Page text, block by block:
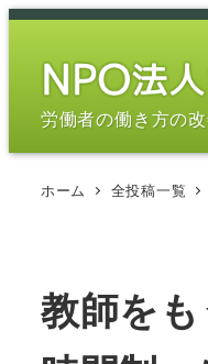
メ
労働者の働き方の
ホーム 全投稿一覧
教師を